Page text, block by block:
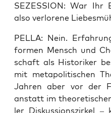
SEZESSION: War Ihr
also ver­lo­re­ne
PELLA: Nein.
for­men Mensch und
schaft als His­to­ri­ker
mit meta­po­li­ti­schen
Jah­ren aber vor der
anstatt im
ler Dis­kus­si­ons­zir­kel